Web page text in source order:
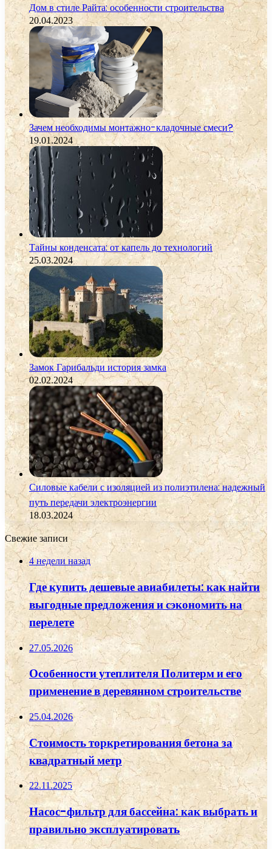
Дом в стиле Райта: особенности строительства
20.04.2023
Зачем необходимы монтажно-кладочные смеси?
19.01.2024
Тайны конденсата: от капель до технологий
25.03.2024
Замок Гарибальди история замка
02.02.2024
Силовые кабели с изоляцией из полиэтилена: надежный
путь передачи электроэнергии
18.03.2024
Свежие записи
4 недели назад
Где купить дешевые авиабилеты: как найти
выгодные предложения и сэкономить на
перелете
27.05.2026
Особенности утеплителя Политерм и его
применение в деревянном строительстве
25.04.2026
Стоимость торкретирования бетона за
квадратный метр
22.11.2025
Насос-фильтр для бассейна: как выбрать и
правильно эксплуатировать